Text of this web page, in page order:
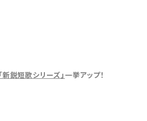
「新鋭短歌シリーズ」 一挙アップ！